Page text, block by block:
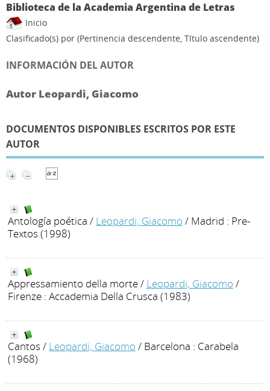
Biblioteca de la Academia Argentina de Letras
Inicio
Clasificado(s) por (Pertinencia descendente, Título ascendente)
INFORMACIÓN DEL AUTOR
Autor Leopardi, Giacomo
DOCUMENTOS DISPONIBLES ESCRITOS POR ESTE
AUTOR
Antología poética / Leopardi, Giacomo / Madrid : Pre-
Textos (1998)
Appressamiento della morte/ Leopardi, Giacomo /
Firenze : Accademia Della Crusca (1983)
Cantos / Leopardi, Giacomo / Barcelona : Carabela
(1968)